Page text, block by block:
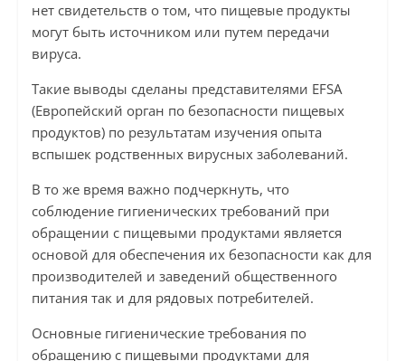
нет свидетельств о том, что пищевые продукты
могут быть источником или путем передачи
вируса.
Такие выводы сделаны представителями EFSA
(Европейский орган по безопасности пищевых
продуктов) по результатам изучения опыта
вспышек родственных вирусных заболеваний.
В то же время важно подчеркнуть, что
соблюдение гигиенических требований при
обращении с пищевыми продуктами является
основой для обеспечения их безопасности как для
производителей и заведений общественного
питания так и для рядовых потребителей.
Основные гигиенические требования по
обращению с пищевыми продуктами для